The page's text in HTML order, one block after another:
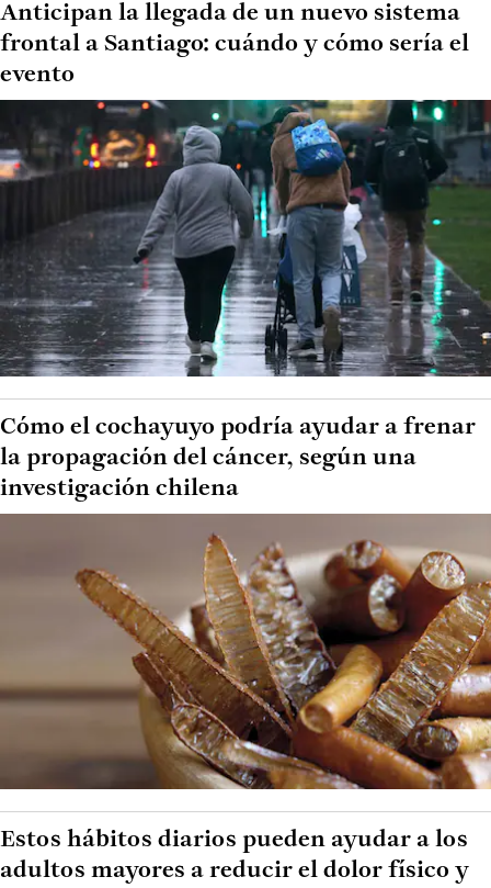
Anticipan la llegada de un nuevo sistema
frontal a Santiago: cuándo y cómo sería el
evento
Cómo el cochayuyo podría ayudar a frenar
la propagación del cáncer, según una
investigación chilena
Estos hábitos diarios pueden ayudar a los
adultos mayores a reducir el dolor físico y